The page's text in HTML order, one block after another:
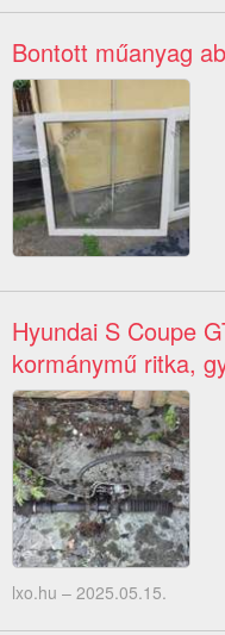
Bontott műanyag
Hyundai S Coupe
kormánymű ritka,
lxo.hu – 2025.05.15.